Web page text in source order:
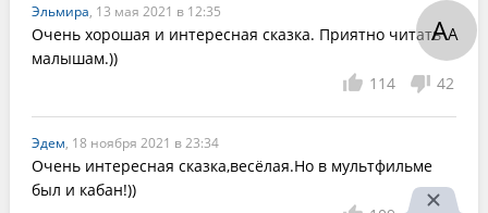
Эльмира, 13 мая 2021 в 12:35
Очень хорошая и интересная сказка. Приятно читать
малышам.))
114
42
Эдем, 18 ноября 2021 в 23:34
Очень интересная сказка,весёлая.Но в мультфильме
был и кабан!))
АА